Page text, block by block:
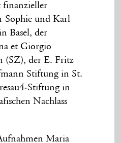
finanzieller
Sophie und Karl
Basel, der
et Giorgio
(SZ), der E. Fritz
Stiftung in St.
Stiftung in
Nachlass
Maria